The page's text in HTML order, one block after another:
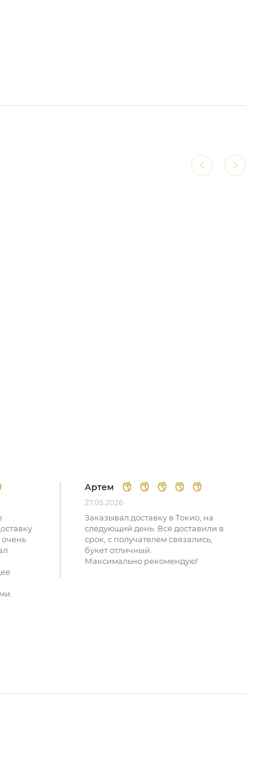
Артем
27.05.2026
Заказывал доставку в Токио, на
следующий день. Всё доставили в
срок, с получателем связались,
букет отличный.
Максимально рекомендую!